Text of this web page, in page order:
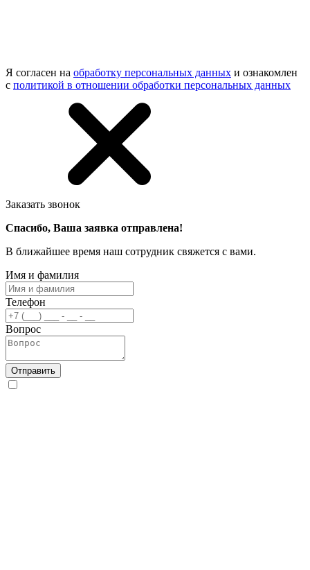
Я согласен на обработку персональных данных и ознакомлен
с политикой в отношении обработки персональных данных
Заказать звонок
Спасибо, Ваша заявка отправлена!
В ближайшее время наш сотрудник свяжется с вами.
Имя и фамилия
Телефон
Вопрос
Отправить